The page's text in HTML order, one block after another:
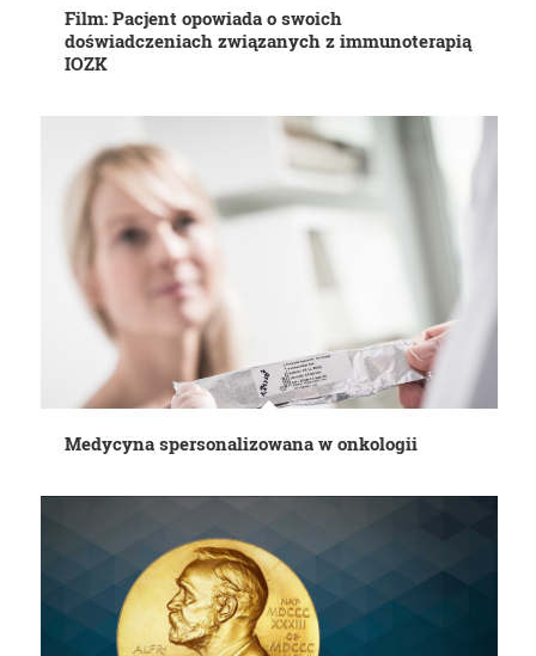
Film: Pacjent opowiada o swoich
doświadczeniach związanych z immunoterapią
IOZK
Medycyna spersonalizowana w onkologii